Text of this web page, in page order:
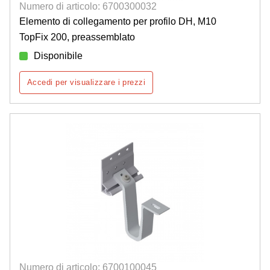
Numero di articolo: 6700300032
Elemento di collegamento per profilo DH, M10
TopFix 200, preassemblato
Disponibile
Accedi per visualizzare i prezzi
Numero di articolo: 6700100045